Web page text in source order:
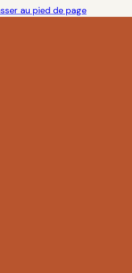
au pied de page